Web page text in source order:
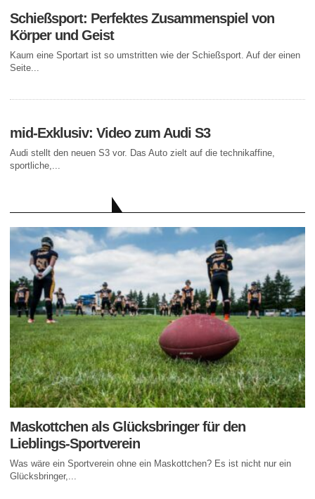
Schießsport: Perfektes Zusammenspiel von
Körper und Geist
Kaum eine Sportart ist so umstritten wie der Schießsport. Auf der einen
Seite...
mid-Exklusiv: Video zum Audi S3
Audi stellt den neuen S3 vor. Das Auto zielt auf die technikaffine,
sportliche,...
Maskottchen als Glücksbringer für den
Lieblings-Sportverein
Was wäre ein Sportverein ohne ein Maskottchen? Es ist nicht nur ein
Glücksbringer,...